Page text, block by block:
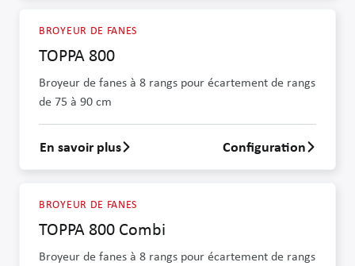
BROYEUR DE FANES
TOPPA 800
Broyeur de fanes à 8 rangs pour écartement de rangs
de 75 à 90 cm
En savoir plus sur TOPPA 800
En savoir plus Configuration
BROYEUR DE FANES
TOPPA 800 Combi
Broyeur de fanes à 8 rangs pour écartement de rangs